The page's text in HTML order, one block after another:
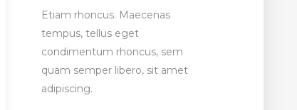
Etiam rhoncus. Maecenas
tempus, tellus eget
condimentum rhoncus, sem
quam semper libero, sit amet
adipiscing.